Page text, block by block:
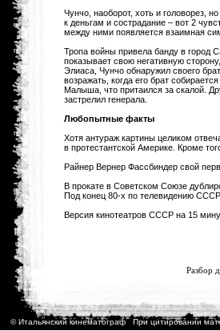
Чунчо, наоборот, хоть и головорез,
к деньгам и сострадание – вот 2
между ними появляется взаимная
Тропа войны привела банду в город
показывает свою негативную
Элиаса, Чунчо обнаружил своего
возражать, когда его брат
Малыша, что притаился за скалой.
застрелил генерала.
Любопытные факты
Хотя антураж картины целиком
в протестантской Америке. Кроме
Райнер Вернер Фассбиндер свой
В прокате в Советском Союзе
Под конец 80-х по телевидению СССР
Версия кинотеатров СССР на 15
Разбор
© Итальянский кинематограф При цитировании